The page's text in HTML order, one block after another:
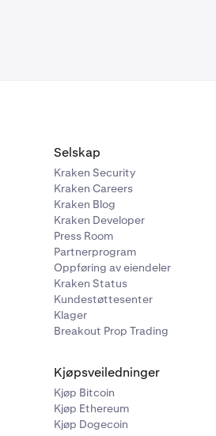
Selskap
Kraken Security
Kraken Careers
Kraken Blog
Kraken Developer
Press Room
Partnerprogram
Oppføring av eiendeler
Kraken Status
Kundestøttesenter
Klager
Breakout Prop Trading
Kjøpsveiledninger
Kjøp Bitcoin
Kjøp Ethereum
Kjøp Dogecoin